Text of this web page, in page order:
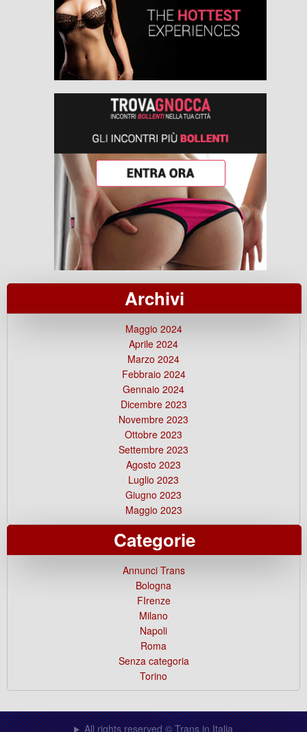
Archivi
Maggio 2024
Aprile 2024
Marzo 2024
Febbraio 2024
Gennaio 2024
Dicembre 2023
Novembre 2023
Ottobre 2023
Settembre 2023
Agosto 2023
Luglio 2023
Giugno 2023
Maggio 2023
Categorie
Annunci Trans
Bologna
FIrenze
Milano
Napoli
Roma
Senza categoria
Torino
All rights reserved © Trans in Italia